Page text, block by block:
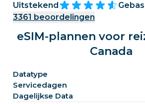
Uitstekend
3361 beoordelingen
eSIM-plannen voor
Canada
Datatype
Servicedagen
Dagelijkse Data